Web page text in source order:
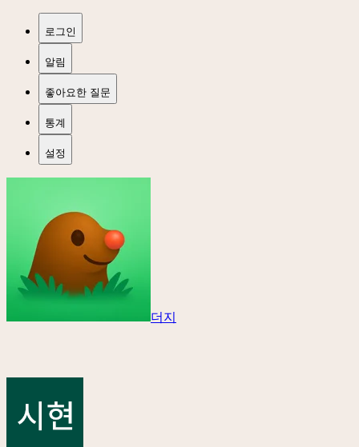
로그인
알림
좋아요한 질문
통계
설정
더지